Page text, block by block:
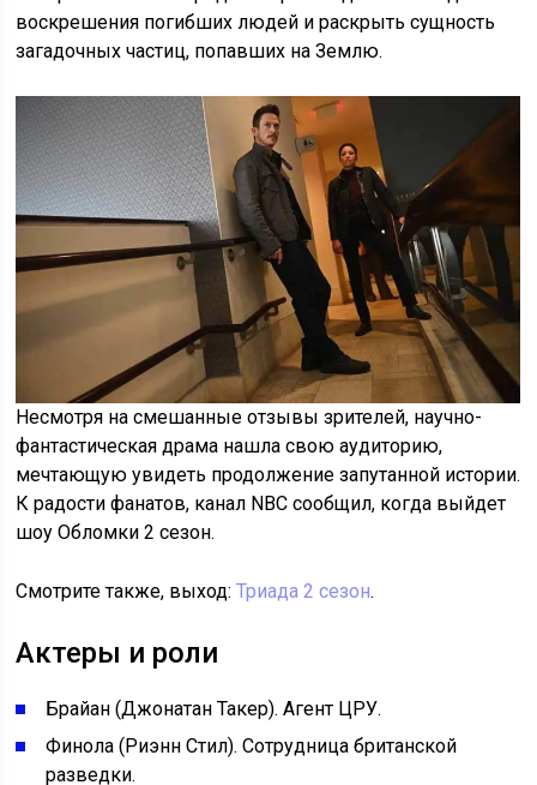
воскрешения погибших людей и раскрыть сущность
загадочных частиц, попавших на Землю.
Несмотря на смешанные отзывы зрителей, научно-
фантастическая драма нашла свою аудиторию,
мечтающую увидеть продолжение запутанной истории.
К радости фанатов, канал NBC сообщил, когда выйдет
шоу Обломки 2 сезон.
Смотрите также, выход:Триада 2 сезон.
Актеры и роли
Брайан (Джонатан Такер). Агент ЦРУ.
Финола (Риэнн Стил). Сотрудница британской
разведки.